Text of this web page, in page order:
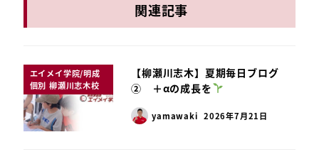
関連記事
エイメイ学院/明成
個別 柳瀬川志木校
【柳瀬川志木】夏期毎日ブログ
② ＋αの成長を
yamawaki 2026年7月21日